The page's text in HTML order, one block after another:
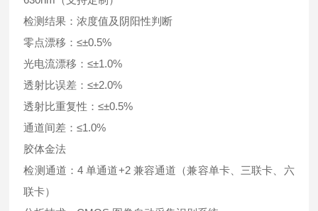
检测结果：浓度值及阴阳性判断
零点漂移：≤±0.5%
光电流漂移：≤±1.0%
透射比误差：≤±2.0%
透射比重复性：≤±0.5%
通道间差：≤1.0%
胶体金法
检测通道：4 单通道+2 兼容通道（兼容单卡、三联卡、六
联卡）